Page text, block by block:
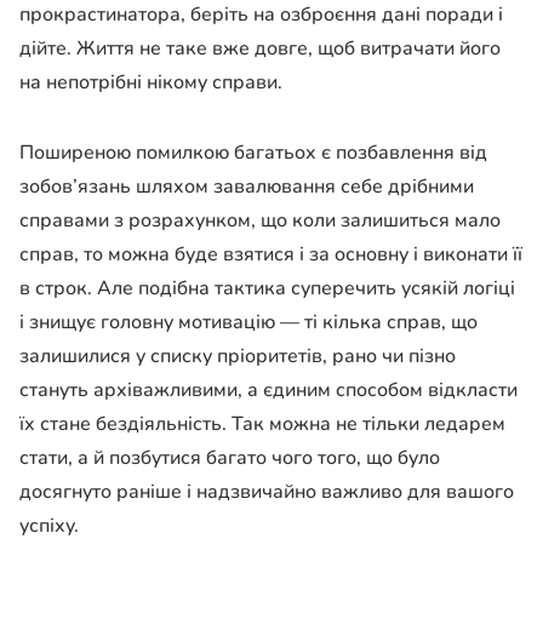
прокрастинатора, беріть на озброєння дані поради і
дійте. Життя не таке вже довге, щоб витрачати його
на непотрібні нікому справи.
Поширеною помилкою багатьох є позбавлення від
зобов’язань шляхом завалювання себе дрібними
справами з розрахунком, що коли залишиться мало
справ, то можна буде взятися і за основну і виконати її
в строк. Але подібна тактика суперечить усякій логіці
і знищує головну мотивацію — ті кілька справ, що
залишилися у списку пріоритетів, рано чи пізно
стануть архіважливими, а єдиним способом відкласти
їх стане бездіяльність. Так можна не тільки ледарем
стати, а й позбутися багато чого того, що було
досягнуто раніше і надзвичайно важливо для вашого
успіху.